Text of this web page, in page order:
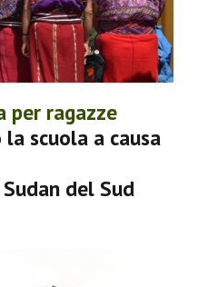
per ragazze
scuola a causa
del Sud